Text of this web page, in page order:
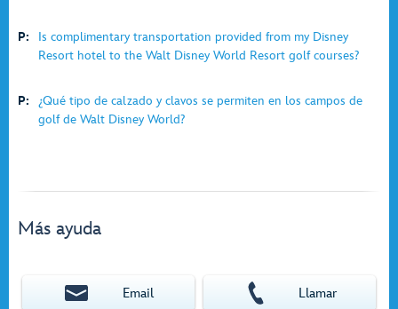
P:
Is complimentary transportation provided from my Disney
Resort hotel to the Walt Disney World Resort golf courses?
P:
¿Qué tipo de calzado y clavos se permiten en los campos de
golf de Walt Disney World?
Más ayuda
Email Llamar